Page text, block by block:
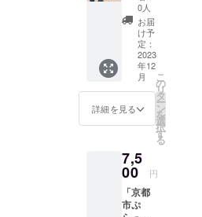
表示は
お届け
商品の
ラベル
に表記
されま
す。商
前には
必ずお
に貼付
された
ラベル
や注意
書きを
36) •ぷ
らっ都
君エコ
バック
ルー)
1個
[サイズ
単位
36(持ち
手含む
H54) ・
持ち手/
約
ださる
方、ご
支援お
願いい
たしま
す。 -内
容- ぷ
らっ都
君がプ
(ナチュ
ラル)
1個 (サ
イズ単
位㎝：
画」上
乗せ大
歓迎！
内で支
援に対
しての
お礼を
全力で
行いま
す。17
ミ生に
よる17
種類の
お礼動
画から
0人
お届
け予
定：
2023
年12
月
詳細を見る
こ
の
リ
タ
ー
ン
を
選
択
す
る
7,5
00 円
「京都
市ぷ